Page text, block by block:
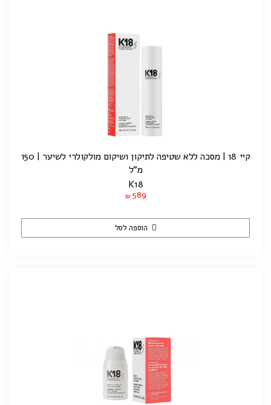
קיי 18 | מסכה ללא שטיפה לתיקון ושיקום מולקולרי לשיער | 150
מ"ל
K18
₪ 589
הוספה לסל